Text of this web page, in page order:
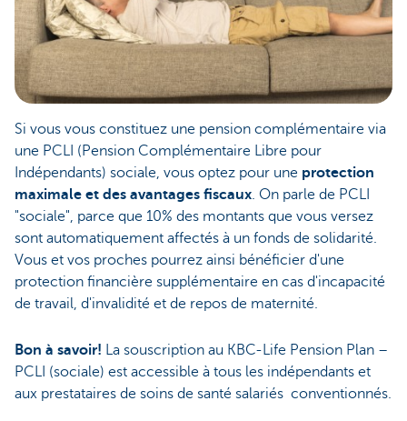
Si vous vous constituez une pension complémentaire via
une PCLI (Pension Complémentaire Libre pour
Indépendants) sociale, vous optez pour une protection
maximale et des avantages fiscaux. On parle de PCLI
"sociale", parce que 10% des montants que vous versez
sont automatiquement affectés à un fonds de solidarité.
Vous et vos proches pourrez ainsi bénéficier d'une
protection financière supplémentaire en cas d'incapacité
de travail, d'invalidité et de repos de maternité.
Bon à savoir! La souscription au KBC-Life Pension Plan –
PCLI (sociale) est accessible à tous les indépendants et
aux prestataires de soins de santé salariés conventionnés.